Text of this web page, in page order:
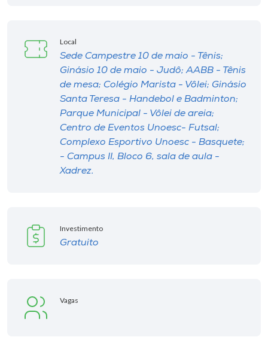
Local
Sede Campestre 10 de maio - Tênis;
Ginásio 10 de maio - Judô; AABB - Tênis
de mesa; Colégio Marista - Vôlei; Ginásio
Santa Teresa - Handebol e Badminton;
Parque Municipal - Vôlei de areia;
Centro de Eventos Unoesc- Futsal;
Complexo Esportivo Unoesc - Basquete;
- Campus II, Bloco 6, sala de aula -
Xadrez.
Investimento
Gratuito
Vagas